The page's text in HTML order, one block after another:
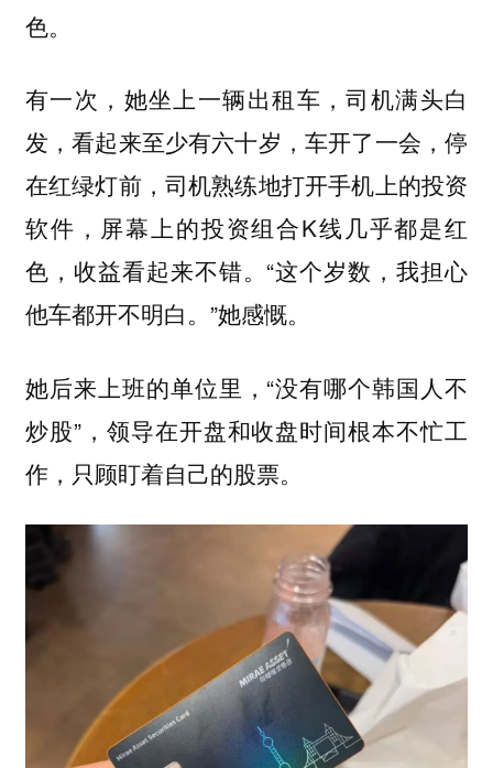
色。
有一次，她坐上一辆出租车，司机满头白
发，看起来至少有六十岁，车开了一会，停
在红绿灯前，司机熟练地打开手机上的投资
软件，屏幕上的投资组合K线几乎都是红
色，收益看起来不错。“这个岁数，我担心
他车都开不明白。”她感慨。
她后来上班的单位里，“没有哪个韩国人不
炒股”，领导在开盘和收盘时间根本不忙工
作，只顾盯着自己的股票。